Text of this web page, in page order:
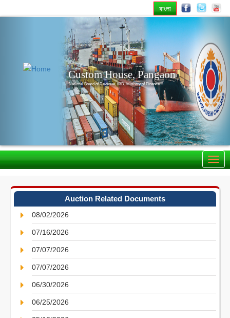
বাংলা
Custom House, Pangaon
National Board of Revenue, IRD, Ministry of Finance
Auction Related Documents
08/02/2026
07/16/2026
07/07/2026
07/07/2026
06/30/2026
06/25/2026